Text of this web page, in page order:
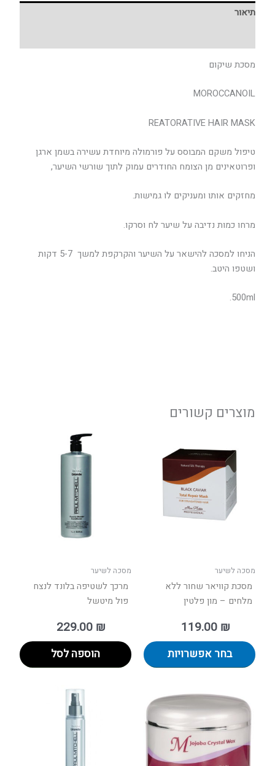
תיאור
מסכת שיקום
MOROCCANOIL
REATORATIVE HAIR MASK
טיפול משקם המבוסס על פורמולה מיוחדת עשירה בשמן ארגן
ופרוטאינים מן הצומח החודרים עמוק לתוך שורשי השיער,
מחזקים אותו ומעניקים לו גמישות.
מרחו כמות נדיבה על שיער לח וסרקו.
הניחו למסכה להישאר על השיער והקרקפת למשך 5-7 דקות
ושטפו היטב.
500ml.
מוצרים קשורים
מסכה לשיער
מסכת קוויאר שחור ללא
מלחים – מון פלטין
119.00 ₪
בחר אפשרויות
בעמוד
המוצר
מסכה לשיער
מרכך לשטיפה בלונד לנצח
פול מיטשל
229.00 ₪
הוספה לסל